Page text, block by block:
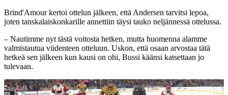
Brind'Amour kertoi ottelun jälkeen, että Andersen tarvitsi lepoa,
joten tanskalaiskonkarille annettiin täysi tauko neljännessä ottelussa.
– Nautimme nyt tästä voitosta hetken, mutta huomenna alamme
valmistautua viidenteen otteluun. Uskon, että osaan arvostaa tätä
hetkeä sen jälkeen kun kausi on ohi, Bussi käänsi katsettaan jo
tulevaan.